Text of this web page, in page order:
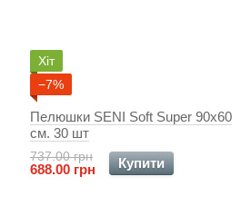
Хіт
−7%
Пелюшки SENI Soft Super 90x60
см. 30 шт
737.00 грн
688.00 грн Купити